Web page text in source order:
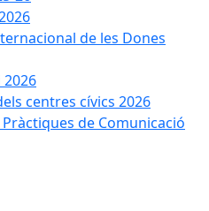
de les Dones
2026
centres cívics 2026
de Comunicació